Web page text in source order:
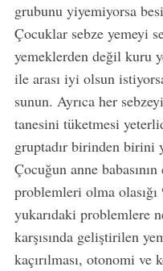
grubunu yiyemiyorsa
Çocuklar sebze yemeyi
yemeklerden değil kuru
ile arası iyi olsun
sunun. Ayrıca her
tanesini tüketmesi
gruptadır birinden birini
Çocuğun anne
problemleri olma olasığı
yukarıdaki problemlere
karşısında geliştirilen
kaçırılması, otonomi